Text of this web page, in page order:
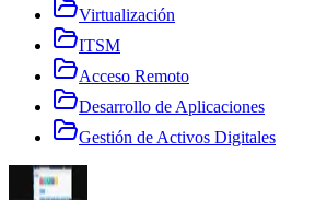
Virtualización
ITSM
Acceso Remoto
Desarrollo de Aplicaciones
Gestión de Activos Digitales